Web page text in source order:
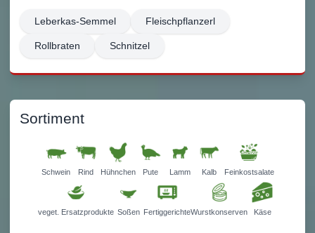
Leberkas-Semmel Fleischpflanzerl
Rollbraten Schnitzel
Sortiment
Schwein Rind Hühnchen Pute Lamm Kalb Feinkostsalate
veget. Ersatzprodukte Soßen FertiggerichteWurstkonserven Käse